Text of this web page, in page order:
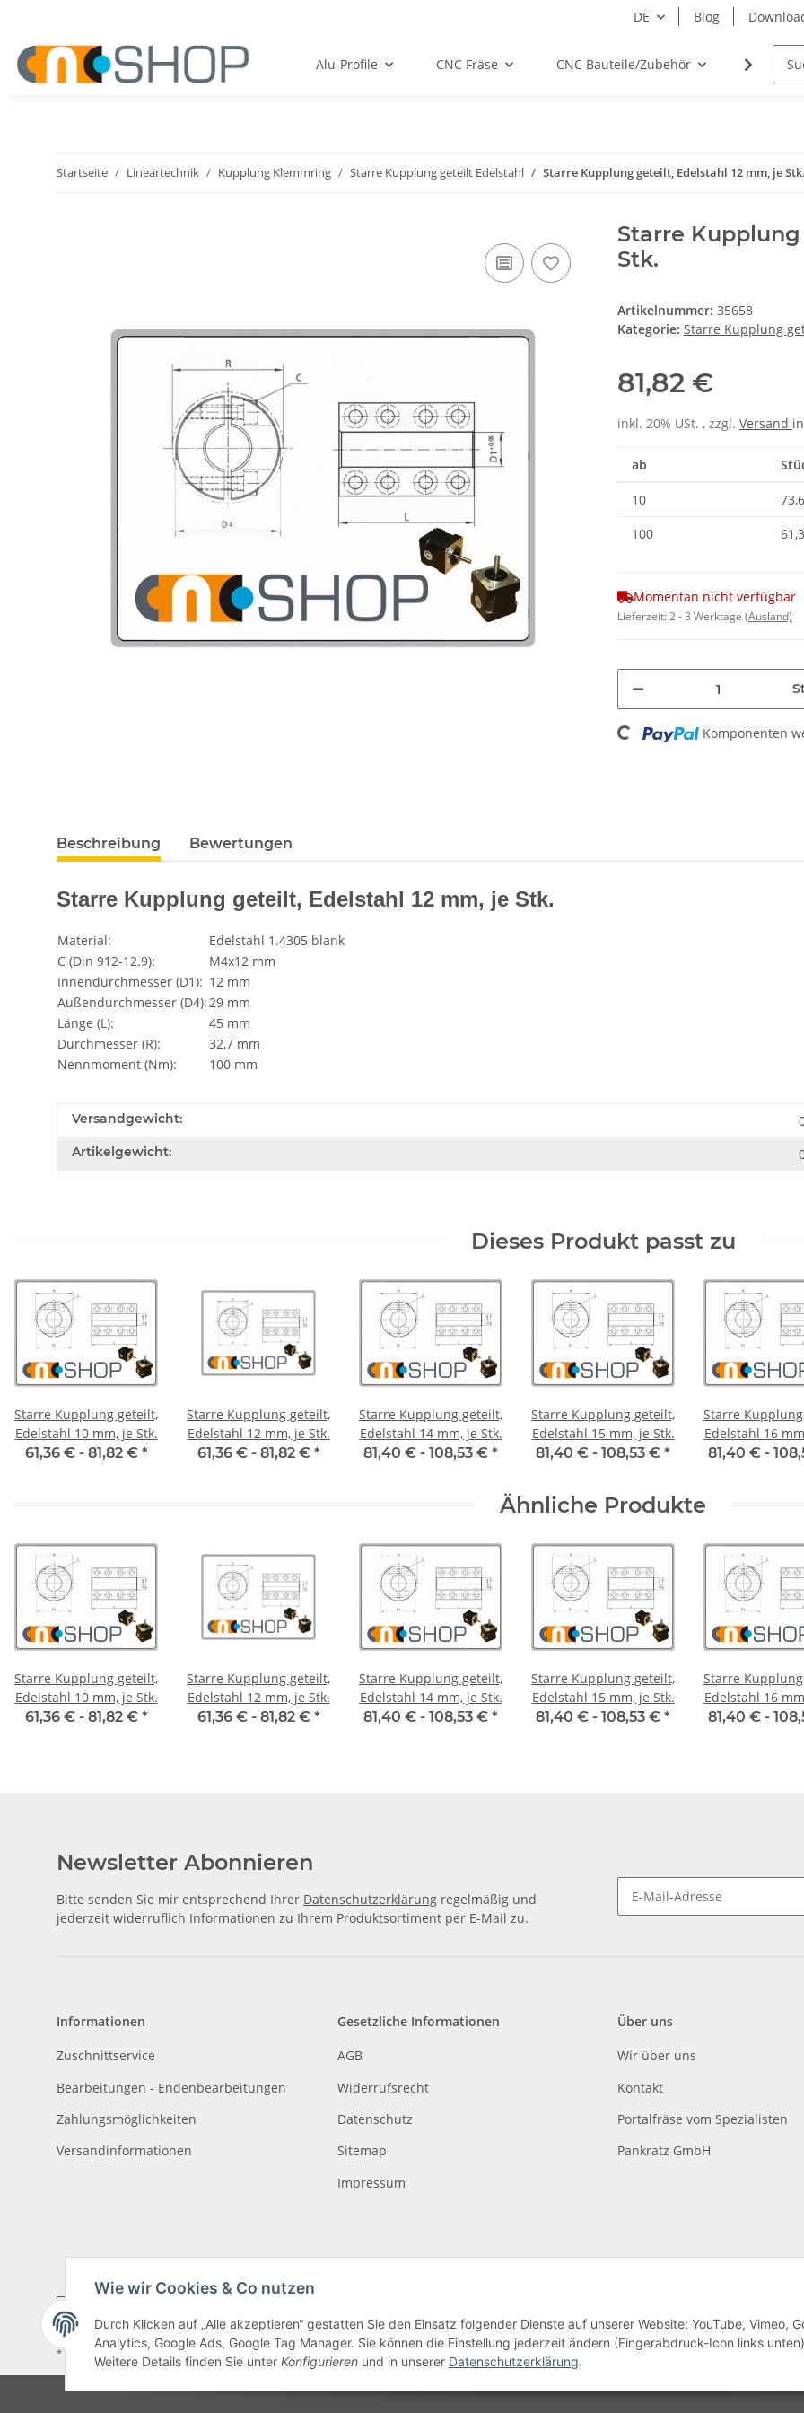
DE Blog
Alu-Profile CNC Fräse CNC Bauteile/Zubehör Elektro
Startseite Lineartechnik Kupplung Klemmring Starre Kupplung geteilt Edelstahl Starre Kupplung geteilt, Edelstahl 12 mm, je Stk.
Starre
Stk.
Artikelnummer: 35658
Kategorie: Starre Kupplung
81,82 €
inkl. 20% USt. , zzgl. Versand
ab
10
100
Momentan nicht verfügbar
Lieferzeit:2 - 3 Werktage (Ausland)
Loading... Komponenten
Beschreibung Bewertungen
Starre Kupplung geteilt, Edelstahl 12 mm, je Stk.
Material:
Edelstahl 1.4305 blank
C (Din 912-12.9):
M4x12 mm
Innendurchmesser (D1): 12 mm
Außendurchmesser (D4):29 mm
Länge (L):
45 mm
Durchmesser (R):
32,7 mm
Nennmoment (Nm):
100 mm
Versandgewicht:
Artikelgewicht:
Dieses Produkt passt zu
Starre Kupplung geteilt,
Edelstahl 10 mm, je Stk.
61,36 € - 81,82 € *
Starre Kupplung geteilt,
Edelstahl 12 mm, je Stk.
61,36 € - 81,82 € *
Starre Kupplung geteilt,
Edelstahl 14 mm, je Stk.
81,40 € - 108,53 € *
Starre Kupplung geteilt,
Edelstahl 15 mm, je Stk.
81,40 € - 108,53 € *
Starre
Edelstahl
81,40 € -
Ähnliche Produkte
Starre Kupplung geteilt,
Edelstahl 10 mm, je Stk.
61,36 € - 81,82 € *
Starre Kupplung geteilt,
Edelstahl 12 mm, je Stk.
61,36 € - 81,82 € *
Starre Kupplung geteilt,
Edelstahl 14 mm, je Stk.
81,40 € - 108,53 € *
Starre Kupplung geteilt,
Edelstahl 15 mm, je Stk.
81,40 € - 108,53 € *
Starre
Edelstahl
81,40 € -
Newsletter Abonnieren
Bitte senden Sie mir entsprechend Ihrer Datenschutzerklärung regelmäßig und
jederzeit widerruflich Informationen zu Ihrem Produktsortiment per E-Mail zu.
Informationen
Zuschnittservice
Bearbeitungen - Endenbearbeitungen
Zahlungsmöglichkeiten
Versandinformationen
Gesetzliche Informationen
AGB
Widerrufsrecht
Datenschutz
Sitemap
Impressum
Über uns
Wir über uns
Kontakt
Portalfräse vom Spezialisten
Pankratz GmbH
* Alle Preise inkl. gesetzlicher USt., zzgl. Versand , zzgl. Mindermengenzuschlag
Wie wir Cookies & Co nutzen
Durch Klicken auf „Alle akzeptieren“ gestatten Sie den Einsatz folgender Dienste auf unserer Website: YouTube, Vimeo,
Analytics, Google Ads, Google Tag Manager. Sie können die Einstellung jederzeit ändern (Fingerabdruck-Icon links
Weitere Details finden Sie unter Konfigurieren und in unserer Datenschutzerklärung.